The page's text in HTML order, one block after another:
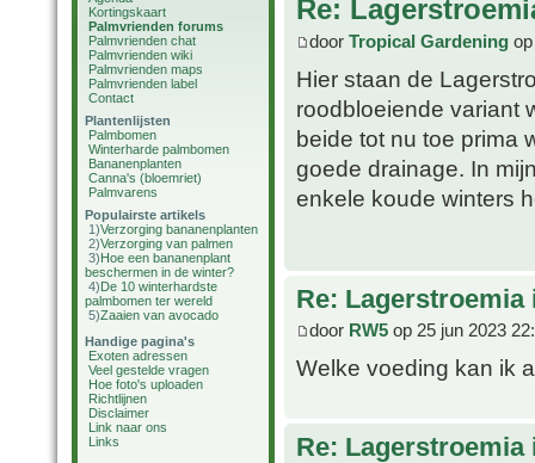
Kortingskaart
Palmvrienden forums
Palmvrienden chat
Palmvrienden wiki
Palmvrienden maps
Palmvrienden label
Contact
Plantenlijsten
Palmbomen
Winterharde palmbomen
Bananenplanten
Canna's (bloemriet)
Palmvarens
Populairste artikels
1)Verzorging bananenplanten
2)Verzorging van palmen
3)Hoe een bananenplant
beschermen in de winter?
4)De 10 winterhardste
palmbomen ter wereld
5)Zaaien van avocado
Handige pagina's
Exoten adressen
Veel gestelde vragen
Hoe foto's uploaden
Richtlijnen
Disclaimer
Link naar ons
Links
Re:
door Tropical Gardening
Hier staan de
roodbloeiende variant
beide tot nu toe prima
goede drainage. In
enkele koude winters
Re:
door RW5 op 25 jun 2023
Welke voeding kan ik
Re: